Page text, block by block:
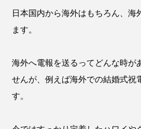
日本国内から海外はもちろん、
ます。
海外へ電報を送るってどんな時が
せんが、例えば海外での結婚式祝
す。